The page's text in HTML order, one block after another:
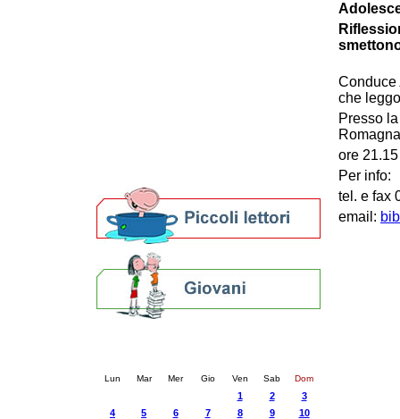
Conduce
che
Presso
ore 21.15
Per info:
tel. e fax
email:
Lun Mar Mer Gio Ven Sab Dom
1 2
3
4
5 6 7 8 9
10